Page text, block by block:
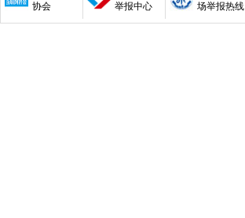
协会
举报中心
场举报热线